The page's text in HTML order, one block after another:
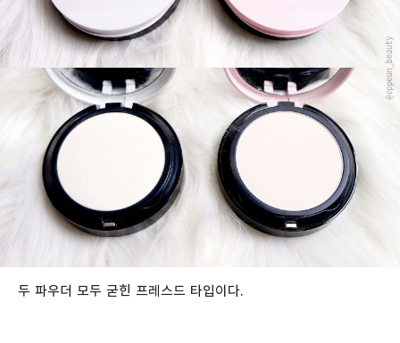
두 파우더 모두 굳힌 프레스드 타입이다.